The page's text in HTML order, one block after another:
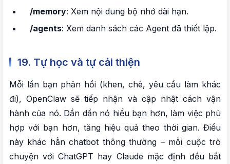
/memory: Xem nội dung bộ nhớ dài hạn.
/agents: Xem danh sách các Agent đã thiết lập.
19. Tự học và tự cải thiện
Mỗi lần bạn phản hồi (khen, chê, yêu cầu làm khác
đi), OpenClaw sẽ tiếp nhận và cập nhật cách vận
hành của nó. Dần dần nó hiểu bạn hơn, làm việc phù
hợp với bạn hơn, tăng hiệu quả theo thời gian. Điều
này khác hẳn chatbot thông thường – mỗi cuộc trò
chuyện với ChatGPT hay Claude mặc định đều bắt